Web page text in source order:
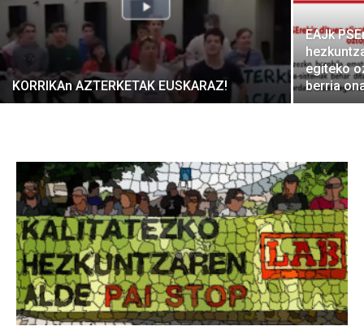
KORRIKAn AZTERKETAK EUSKARAZ!
EAJk
egiteko
berria